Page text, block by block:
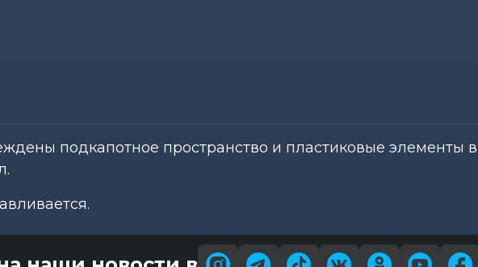
подкапотное пространство и пластиковые элементы